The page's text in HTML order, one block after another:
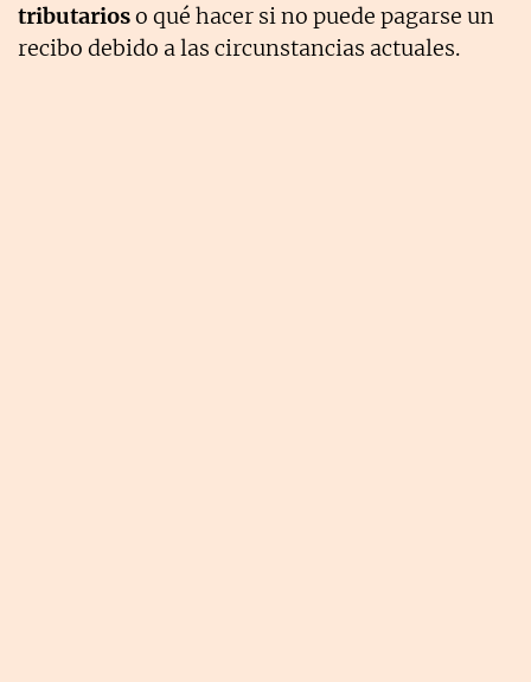
tributarioso qué hacer si no puede pagarse un
recibo debido a las circunstancias actuales.